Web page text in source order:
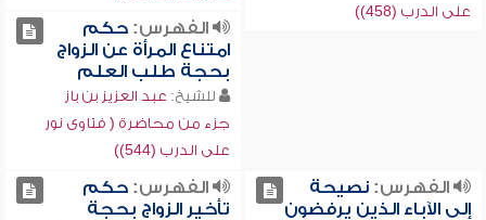
على الدرب (458))
الفهرس:حكم
امتناع المرأة عن الزواج
بحجة طلب العلم
للشيخ: عبد العزيز بن باز
جزء من محاضرة ( فتاوى نور
على الدرب (544))
الفهرس:نصيحة
إلى الآباء الذين يرفضون
الفهرس:حكم
تأخير الزواج بحجة